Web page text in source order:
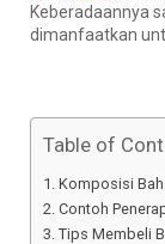
Keberadaannya
dimanfaatkan
Table of
Komposisi
Contoh
Tips Membeli